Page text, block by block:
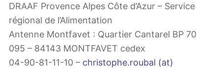
DRAAF Provence Alpes Côte d’Azur – Service
régional de l’Alimentation
Antenne Montfavet : Quartier Cantarel BP 70
095 – 84143 MONTFAVET cedex
04-90-81-11-10 – christophe.roubal (at)